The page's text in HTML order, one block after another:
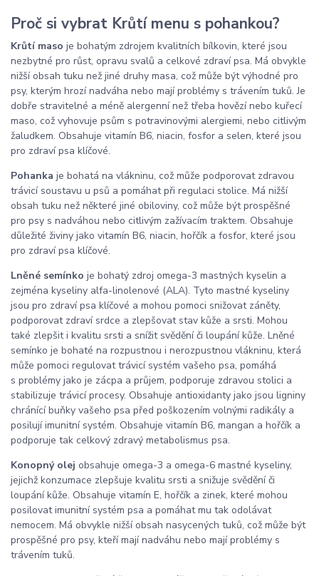
Proč si vybrat Krůtí menu s pohankou?
Krůtí maso je bohatým zdrojem kvalitních bílkovin, které jsou
nezbytné pro růst, opravu svalů a celkové zdraví psa. Má obvykle
nižší obsah tuku než jiné druhy masa, což může být výhodné pro
psy, kterým hrozí nadváha nebo mají problémy s trávením tuků. Je
dobře stravitelné a méně alergenní než třeba hovězí nebo kuřecí
maso, což vyhovuje psům s potravinovými alergiemi, nebo citlivým
žaludkem. Obsahuje vitamín B6, niacin, fosfor a selen, které jsou
pro zdraví psa klíčové.
Pohanka je bohatá na vlákninu, což může podporovat zdravou
trávicí soustavu u psů a pomáhat při regulaci stolice. Má nižší
obsah tuku než některé jiné obiloviny, což může být prospěšné
pro psy s nadváhou nebo citlivým zažívacím traktem. Obsahuje
důležité živiny jako vitamín B6, niacin, hořčík a fosfor, které jsou
pro zdraví psa klíčové.
Lněné semínko je bohatý zdroj omega-3 mastných kyselin a
zejména kyseliny alfa-linolenové (ALA). Tyto mastné kyseliny
jsou pro zdraví psa klíčové a mohou pomoci snižovat záněty,
podporovat zdraví srdce a zlepšovat stav kůže a srsti. Mohou
také zlepšit i kvalitu srsti a snížit svědění či loupání kůže. Lněné
semínko je bohaté na rozpustnou i nerozpustnou vlákninu, která
může pomoci regulovat trávicí systém vašeho psa, pomáhá
s problémy jako je zácpa a průjem, podporuje zdravou stolici a
stabilizuje trávicí procesy. Obsahuje antioxidanty jako jsou ligniny
chránící buňky vašeho psa před poškozením volnými radikály a
posilují imunitní systém. Obsahuje vitamín B6, mangan a hořčík a
podporuje tak celkový zdravý metabolismus psa.
Konopný olej obsahuje omega-3 a omega-6 mastné kyseliny,
jejichž konzumace zlepšuje kvalitu srsti a snižuje svědění či
loupání kůže. Obsahuje vitamín E, hořčík a zinek, které mohou
posilovat imunitní systém psa a pomáhat mu tak odolávat
nemocem. Má obvykle nižší obsah nasycených tuků, což může být
prospěšné pro psy, kteří mají nadváhu nebo mají problémy s
trávením tuků.